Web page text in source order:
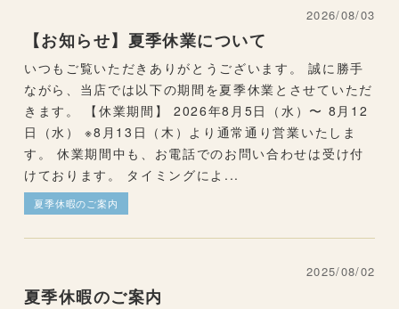
2026/08/03
【お知らせ】夏季休業について
いつもご覧いただきありがとうございます。 誠に勝手
ながら、当店では以下の期間を夏季休業とさせていただ
きます。 【休業期間】 2026年8月5日（水）〜 8月12
日（水） ※8月13日（木）より通常通り営業いたしま
す。 休業期間中も、お電話でのお問い合わせは受け付
けております。 タイミングによ...
夏季休暇のご案内
2025/08/02
夏季休暇のご案内